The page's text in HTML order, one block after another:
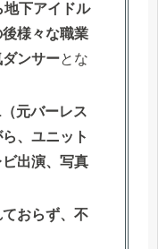
地下アイドル
様々な職業
ンサーとな
元バーレス
、ユニット
出演、写真
おらず、不